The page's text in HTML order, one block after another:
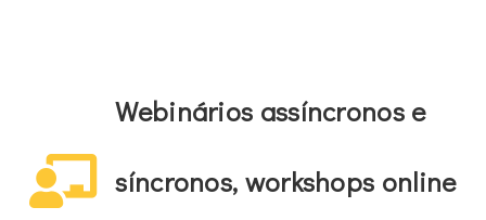
Webinários assíncronos e
síncronos, workshops online